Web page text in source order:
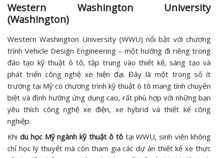
Western Washington University
(Washington)
Western Washington University (WWU) nổi bật với chương
trình Vehicle Design Engineering – một hướng đi riêng trong
đào tạo kỹ thuật ô tô, tập trung vào thiết kế, sáng tạo và
phát triển công nghệ xe hiện đại. Đây là một trong số ít
trường tại Mỹ có chương trình kỹ thuật ô tô mang tính chuyên
biệt và định hướng ứng dụng cao, rất phù hợp với những bạn
yêu thích công nghệ xe điện, xe hybrid và thiết kế công
nghiệp.
Khi du học Mỹ ngành kỹ thuật ô tôtại WWU, sinh viên không
chỉ học lý thuyết mà còn tham gia các dự án thiết kế xe thực